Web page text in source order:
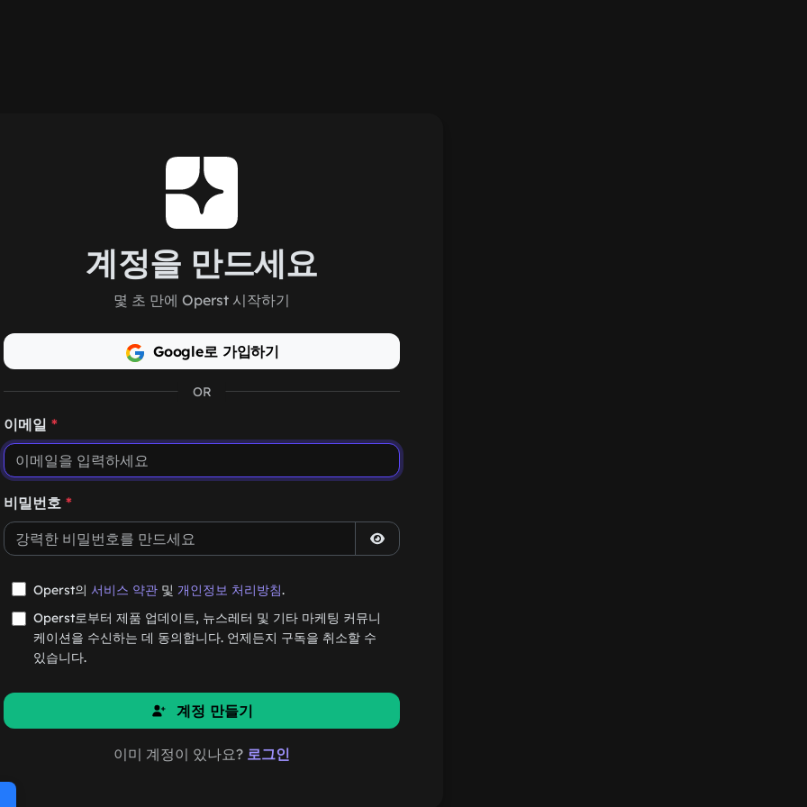
계정을 만드세요
몇 초 만에 Operst 시작하기
Google로 가입하기
OR
이메일 *
비밀번호 *
Operst의 서비스 약관 및 개인정보 처리방침.
Operst로부터 제품 업데이트, 뉴스레터 및 기타 마케팅 커뮤니
케이션을 수신하는 데 동의합니다. 언제든지 구독을 취소할 수
있습니다.
계정 만들기
이미 계정이 있나요? 로그인